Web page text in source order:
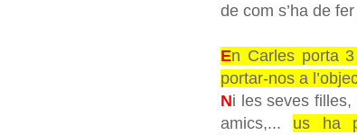
de com s’ha de
En Carles porta
portar-nos a
Ni les seves
amics,... us ha